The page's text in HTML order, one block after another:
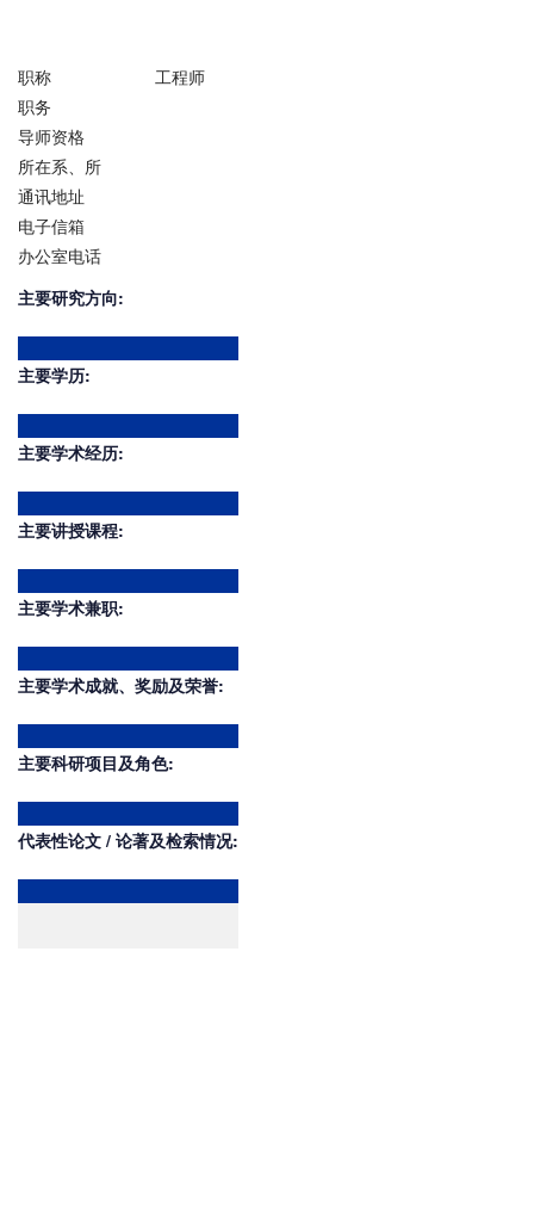
职称
工程师
职务
导师资格
所在系、所
通讯地址
电子信箱
办公室电话
主要研究方向:
主要学历:
主要学术经历:
主要讲授课程:
主要学术兼职:
主要学术成就、奖励及荣誉:
主要科研项目及角色:
代表性论文 / 论著及检索情况: